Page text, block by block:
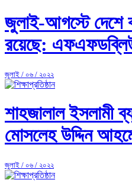
জুলাই-আগস্টে দেশে
রয়েছে:
জুলাই / ০৬ / ২০২২
শাহজালাল ইসলামী
মোসলেহ উদ্দিন
জুলাই / ০৬ / ২০২২